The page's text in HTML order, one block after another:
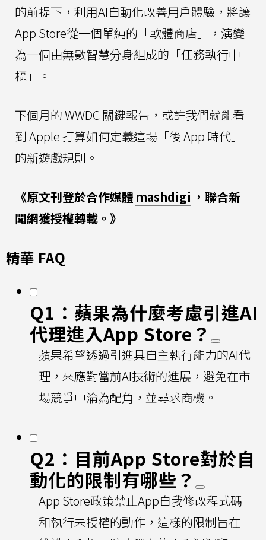
的前提下，利用AI自動化改善用戶體驗，將讓
App Store從一個單純的「軟體商店」，演變
為一個由無數智慧分身組成的「任務執行中
樞」。
下個月的 WWDC 關鍵報告，或許我們就能看
到 Apple 打算如何定義這場「後 App 時代」
的新遊戲規則。
《原文刊登於合作媒體 mashdigi ，聯合新
聞網獲授權轉載。》
精華 FAQ
Q1：蘋果為什麼考慮引進AI
代理進入App Store？
蘋果希望透過引進具自主執行能力的AI代
理，來應對當前AI技術的進展，避免在市
場競爭中淪為配角，並尋求商機。
Q2：目前App Store對於自
動化的限制有哪些？
App Store政策禁止App自我修改程式碼
和執行未授權的動作，這樣的限制旨在